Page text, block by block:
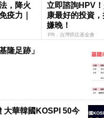
，降火
疫力｜
立即諮詢HPV
康最好的投資
嫌晚！
PR．台灣癌症基金會
隆足跡」
大華韓國KOSPI 50今